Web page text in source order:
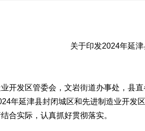
关于印发2024年延
开发区管委会，文岩街道办事处，县
年延津县封闭城区和先进制造业开
合实际，认真抓好贯彻落实。